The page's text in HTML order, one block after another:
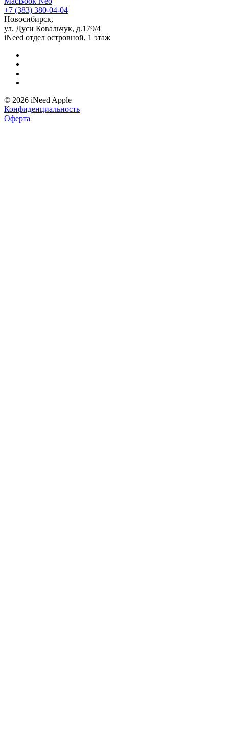
+7 (383) 380-04-04
Новосибирск,
ул. Дуси Ковальчук, д.179/4
iNeed отдел островной, 1 этаж
© 2026 iNeed Apple
Конфиденциальность
Оферта